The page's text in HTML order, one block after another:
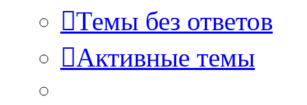
Темы без ответов
Активные темы